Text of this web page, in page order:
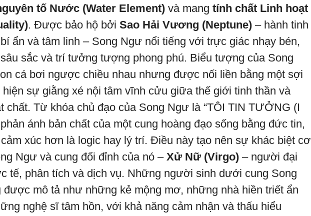
tố Nước (Water Element) và mang tính chất Linh hoạt
. Được bảo hộ bởi Sao Hải Vương (Neptune) – hành tinh
ẩn và tâm linh – Song Ngư nổi tiếng với trực giác nhạy bén,
sắc và trí tưởng tượng phong phú. Biểu tượng của Song
cá bơi ngược chiều nhau nhưng được nối liền bằng một sợi
hiện sự giằng xé nội tâm vĩnh cửu giữa thế giới tinh thần và
chất. Từ khóa chủ đạo của Song Ngư là “TÔI TIN TƯỞNG (I
ánh bản chất của một cung hoàng đạo sống bằng đức tin,
xúc hơn là logic hay lý trí. Điều này tạo nên sự khác biệt cơ
Ngư và cung đối đỉnh của nó – Xử Nữ (Virgo) – người đại
tế, phân tích và dịch vụ. Những người sinh dưới cung Song
mô tả như những kẻ mộng mơ, những nhà hiền triết ẩn
nghệ sĩ tâm hồn, với khả năng cảm nhận và thấu hiểu